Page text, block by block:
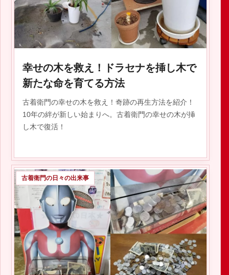
2020.07.01
幸せの木を救え！ドラセナを挿し木で
新たな命を育てる方法
古着衛門の幸せの木を救え！奇跡の再生方法を紹介！
10年の絆が新しい始まりへ。古着衛門の幸せの木が挿
し木で復活！
古着衛門の日々の出来事